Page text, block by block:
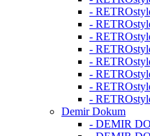
-
-
-
-
-
-
-
-
Demir Dokum
- DEMIR